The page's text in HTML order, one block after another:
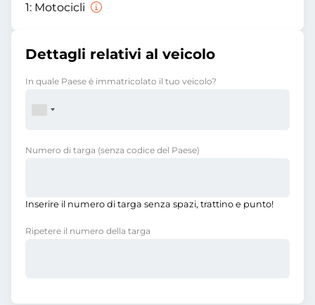
1: Motocicli
Dettagli relativi al veicolo
In quale Paese è immatricolato il tuo veicolo?
Numero di targa (senza codice del Paese)
Inserire il numero di targa senza spazi, trattino e punto!
Ripetere il numero della targa